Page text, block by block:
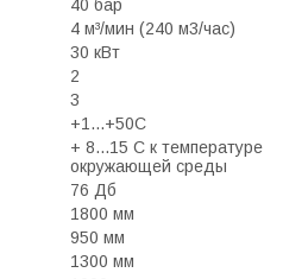
40 бар
4 м³/мин (240 м3/час)
30 кВт
2
3
+1...+50С
+ 8...15 С к температуре
окружающей среды
76 Дб
1800 мм
950 мм
1300 мм